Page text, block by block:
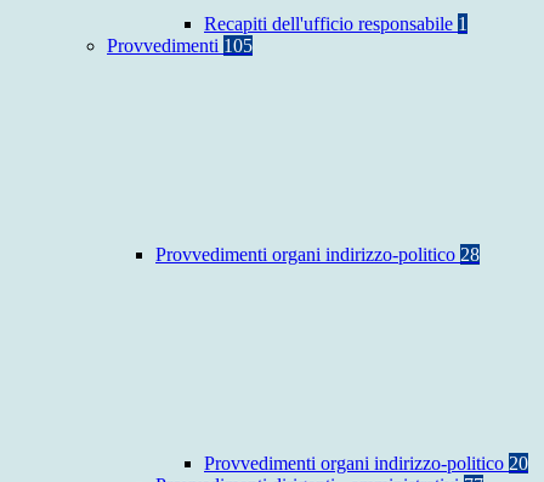
Recapiti dell'ufficio responsabile 1
Provvedimenti 105
Provvedimenti organi indirizzo-politico 28
Provvedimenti organi indirizzo-politico 20